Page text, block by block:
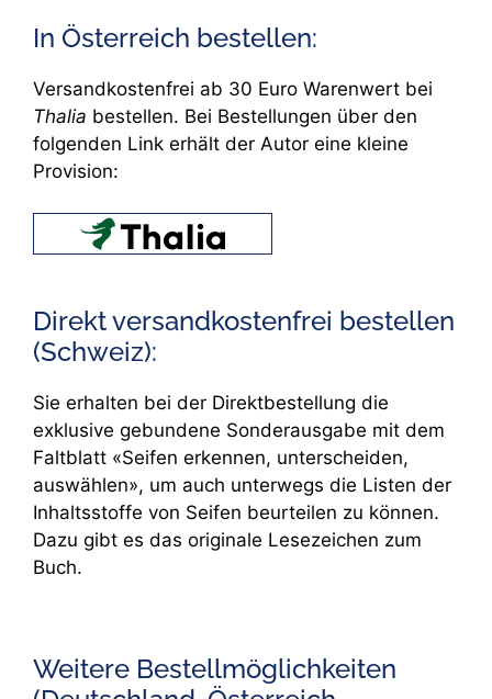
In Österreich bestellen:
Versandkostenfrei ab 30 Euro Warenwert bei
Thalia bestellen. Bei Bestellungen über den
folgenden Link erhält der Autor eine kleine
Provision:
Direkt versandkostenfrei bestellen
(Schweiz):
Sie erhalten bei der Direktbestellung die
exklusive gebundene Sonderausgabe mit dem
Faltblatt «Seifen erkennen, unterscheiden,
auswählen», um auch unterwegs die Listen der
Inhaltsstoffe von Seifen beurteilen zu können.
Dazu gibt es das originale Lesezeichen zum
Buch.
Weitere Bestellmöglichkeiten